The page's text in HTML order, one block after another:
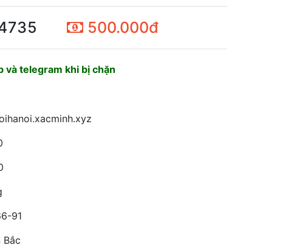
500.000đ
và telegram khi bị chặn
91
Bắc